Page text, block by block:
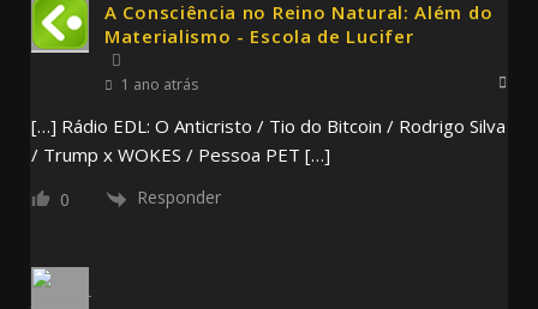
A Consciência no Reino Natural: Além do
Materialismo - Escola de Lucifer
1 ano atrás
[…] Rádio EDL: O Anticristo / Tio do Bitcoin / Rodrigo Silva
/ Trump x WOKES / Pessoa PET […]
0 Responder